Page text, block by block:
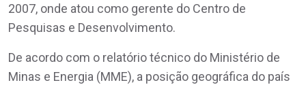
2007, onde atou como gerente do Centro de
Pesquisas e Desenvolvimento.
De acordo com o relatório técnico do Ministério de
Minas e Energia (MME), a posição geográfica do país